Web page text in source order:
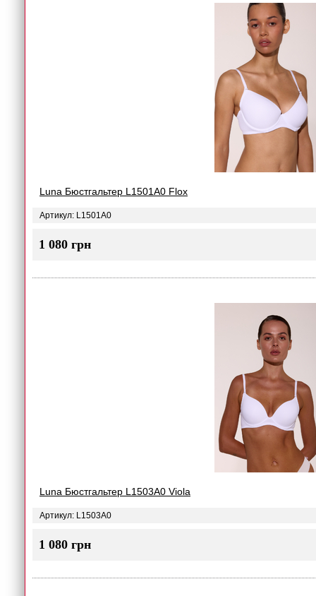
Luna Бюстгальтер L1501A0 Flox
Артикул: L1501A0
1 080 грн
Luna Бюстгальтер L1503A0 Viola
Артикул: L1503A0
1 080 грн